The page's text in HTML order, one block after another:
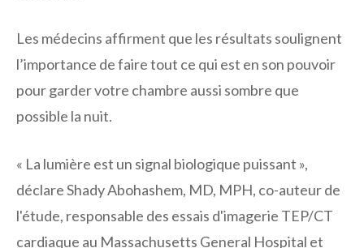
Les médecins affirment que les résultats soulignent
l’importance de faire tout ce qui est en son pouvoir
pour garder votre chambre aussi sombre que
possible la nuit.
« La lumière est un signal biologique puissant »,
déclare Shady Abohashem, MD, MPH, co-auteur de
l'étude, responsable des essais d'imagerie TEP/CT
cardiaque au Massachusetts General Hospital et